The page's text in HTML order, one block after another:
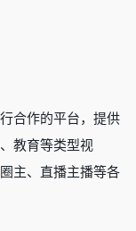
合作的平台，提供
教育等类型视
主、直播主播等各